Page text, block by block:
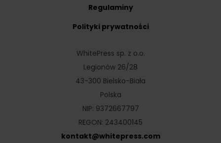
WhitePress sp. z o.o.
Legionów 26/28
43-300 Bielsko-Biała
Polska
NIP: 9372667797
REGON: 243400145
kontakt@whitepress.com
Regulaminy
Polityki prywatności